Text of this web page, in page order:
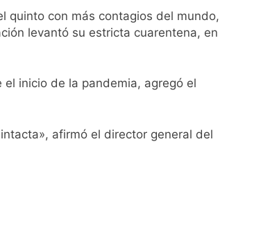
en el Sanatorio Urquiza
Aires
quinto con más contagios del mundo,
levantó su estricta cuarentena, en
inicio de la pandemia, agregó el
afirmó el director general del